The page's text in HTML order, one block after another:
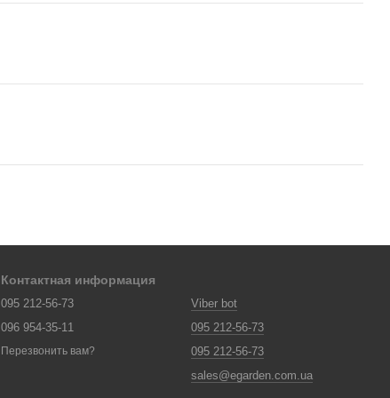
Контактная информация
095 212-56-73
096 954-35-11
Перезвонить вам?
Viber bot
095 212-56-73
095 212-56-73
sales@egarden.com.ua